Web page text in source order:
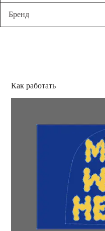
Бренд
Как работать